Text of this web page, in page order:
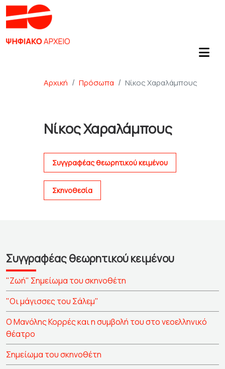
Αρχική Πρόσωπα Νίκος Χαραλάμπους
Νίκος Χαραλάμπους
Συγγραφέας θεωρητικού κειμένου
Σκηνοθεσία
Συγγραφέας θεωρητικού κειμένου
"Ζωή" Σημείωμα του σκηνοθέτη
"Οι μάγισσες του Σάλεμ"
Ο Μανόλης Κορρές και η συμβολή του στο νεοελληνικό
θέατρο
Σημείωμα του σκηνοθέτη